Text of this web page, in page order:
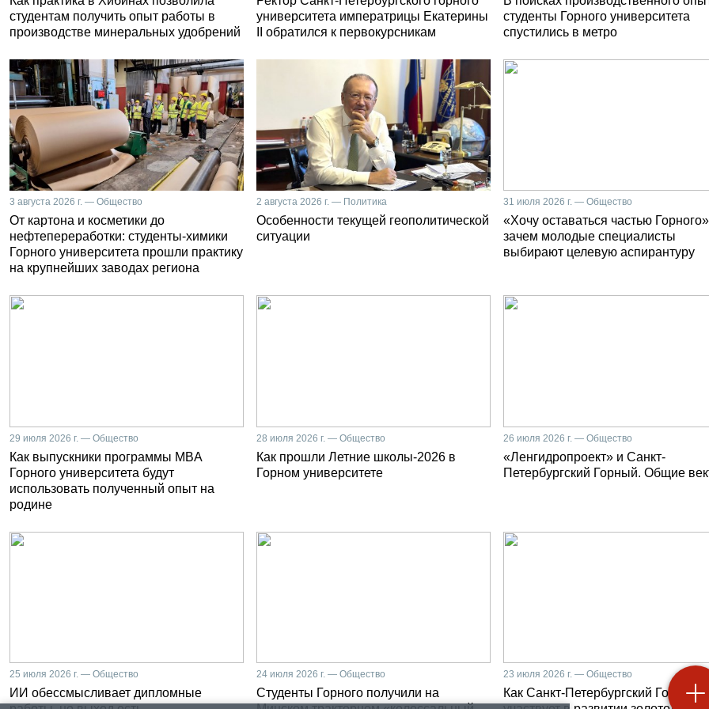
студентам получить опыт работы в
производстве минеральных удобрений
университета императрицы Екатерины
II обратился к первокурсникам
студенты Горного университета
спустились в метро
3 августа 2026 г. — Общество
От картона и косметики до
нефтепереработки: студенты-химики
Горного университета прошли практику
на крупнейших заводах региона
2 августа 2026 г. — Политика
Особенности текущей геополитической
ситуации
31 июля 2026 г. — Общество
«Хочу оставаться частью
зачем молодые специалисты
выбирают целевую аспирантуру
29 июля 2026 г. — Общество
Как выпускники программы MBA
Горного университета будут
использовать полученный опыт на
родине
28 июля 2026 г. — Общество
Как прошли Летние школы-2026 в
Горном университете
26 июля 2026 г. — Общество
«Ленгидропроект» и Санкт-
Петербургский Горный. Общие
25 июля 2026 г. — Общество
ИИ обессмысливает дипломные
24 июля 2026 г. — Общество
Студенты Горного получили на
23 июля 2026 г. — Общество
Как Санкт-Петербургский Горный